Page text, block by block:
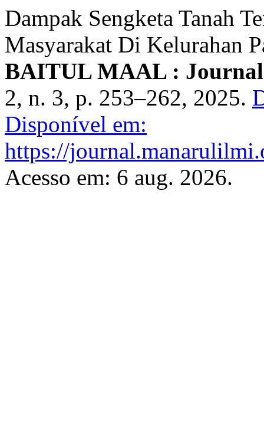
Dampak Sengketa Tanah
Masyarakat Di Kelurahan
BAITUL MAAL : Journal
2, n. 3, p. 253–262, 2025.
Disponível em:
https://
Acesso em: 6 aug. 2026.